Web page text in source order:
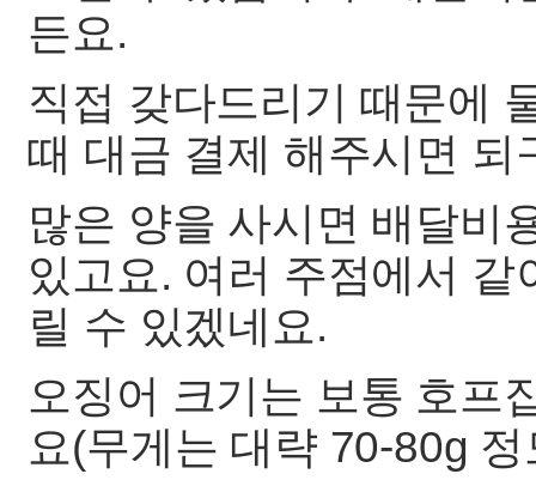
든요.
직접 갖다드리기 때문에
때 대금 결제 해주시면 되
많은 양을 사시면 배달비
있고요. 여러 주점에서
릴 수 있겠네요.
오징어 크기는 보통 호프
요(무게는 대략 70-80g